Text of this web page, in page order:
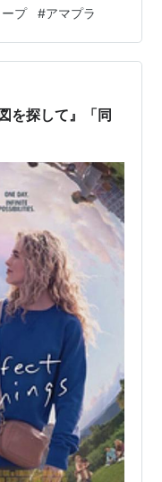
と、とどまってい
うな日常の小さな
り返される理由を
プ #アマプラ
を探して』「同